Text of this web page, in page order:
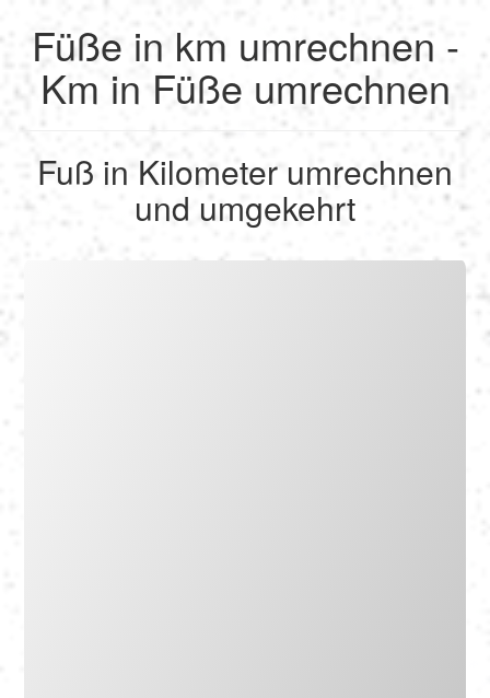
Berechnen
Umrechnen
English
Français
Deutsch
Füße in km umrechnen -
Km in Füße umrechnen
Fuß in Kilometer umrechnen
und umgekehrt